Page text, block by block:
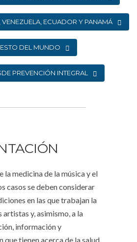
ECUADOR Y PANAMÁ
DEL MUNDO
PREVENCIÓN INTEGRAL
la medicina de la música y el
casos se deben considerar
en las que trabajan la
artistas y, asimismo, a la
información y
que tienen acerca de la salud